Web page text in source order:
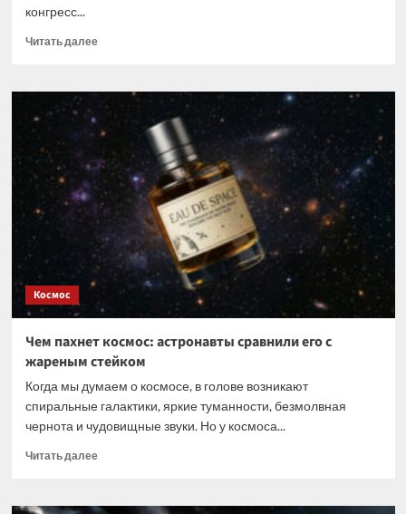
конгресс...
Читать далееПрочитать
Для
чего
Китаю
собственная
космическая
станция
«Тяньгун»?
Космос
Чем пахнет космос: астронавты сравнили его с
жареным стейком
Когда мы думаем о космосе, в голове возникают
спиральные галактики, яркие туманности, безмолвная
чернота и чудовищные звуки. Но у космоса...
Читать далееПрочитать
Чем